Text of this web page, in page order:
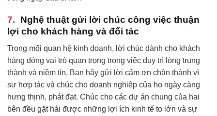
Nghệ thuật gửi lời chúc công việc thuận
lợi cho khách hàng và đối tác
Trong mối quan hệ kinh doanh, lời chúc dành cho khách
hàng đóng vai trò quan trọng trong việc duy trì lòng trung
thành và niềm tin. Bạn hãy gửi lời cảm ơn chân thành vì
sự hợp tác và chúc cho doanh nghiệp của họ ngày càng
hưng thịnh, phát đạt. Chúc cho các dự án chung của hai
bên đều gặt hái được những lợi ích kinh tế to lớn và sự